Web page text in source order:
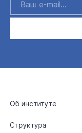
Об институте
Структура